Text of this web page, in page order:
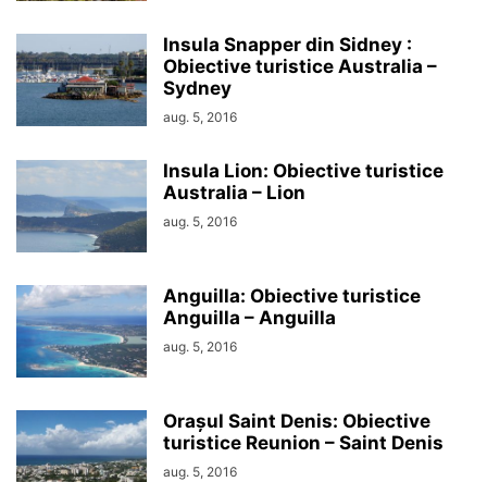
Insula Snapper din Sidney :
Obiective turistice Australia –
Sydney
aug. 5, 2016
Insula Lion: Obiective turistice
Australia – Lion
aug. 5, 2016
Anguilla: Obiective turistice
Anguilla – Anguilla
aug. 5, 2016
Orașul Saint Denis: Obiective
turistice Reunion – Saint Denis
aug. 5, 2016